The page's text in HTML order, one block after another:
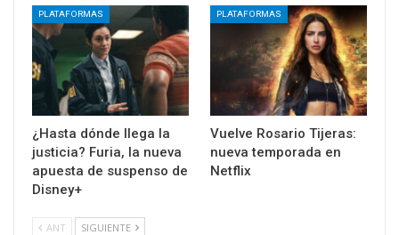
PLATAFORMAS
¿Hasta dónde llega la
justicia? Furia, la nueva
apuesta de suspenso de
Disney+
PLATAFORMAS
Vuelve Rosario Tijeras:
nueva temporada en
Netflix
ANT SIGUIENTE